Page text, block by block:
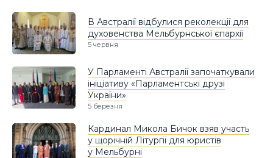
В Австралії відбулися реколекції для
духовенства Мельбурнської єпархії
5 червня
У Парламенті Австралії започаткували
ініціативу «Парламентські друзі
України»
5 березня
Кардинал Микола Бичок взяв участь
у щорічній Літургії для юристів
у Мельбурні